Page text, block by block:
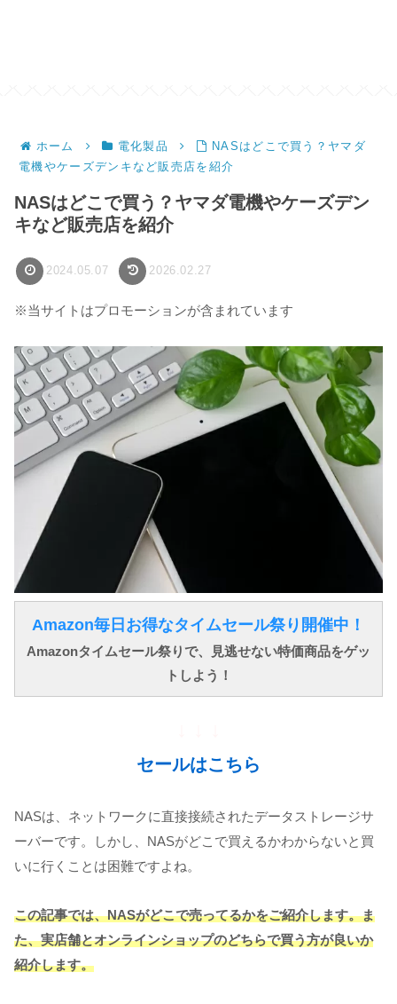
ホーム 電化製品
NASはどこで買う？ヤマダ
電機やケーズデンキなど販売店を紹介
NASはどこで買う？ヤマダ電機やケーズデン
キなど販売店を紹介
2024.05.07 2026.02.27
※当サイトはプロモーションが含まれています
Amazon毎日お得なタイムセール祭り開催中！
Amazonタイムセール祭りで、見逃せない特価商品をゲッ
トしよう！
セールはこちら
NASは、ネットワークに直接接続されたデータストレージサ
ーバーです。しかし、NASがどこで買えるかわからないと買
いに行くことは困難ですよね。
この記事では、NASがどこで売ってるかをご紹介します。ま
た、実店舗とオンラインショップのどちらで買う方が良いか
紹介します。